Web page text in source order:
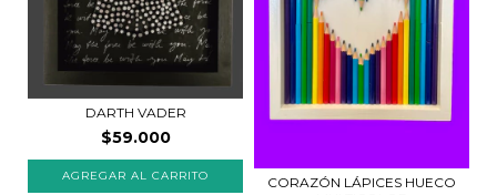
DARTH VADER
$59.000
CORAZÓN LÁPICES HUECO